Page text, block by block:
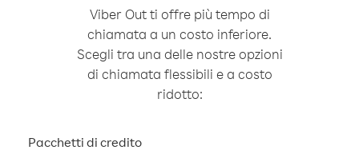
Viber Out ti offre più tempo di
chiamata a un costo inferiore.
Scegli tra una delle nostre opzioni
di chiamata flessibili e a costo
ridotto:
Pacchetti di credito